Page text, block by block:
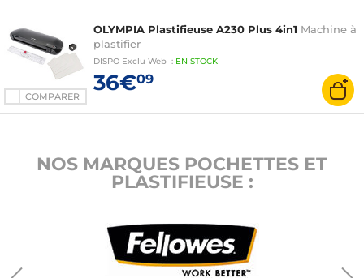
COMPARER
OLYMPIA Plastifieuse A230 Plus 4in1 Machine à
plastifier
DISPO Exclu Web : EN STOCK
36€09
NOS MARQUES POCHETTES ET
PLASTIFIEUSE :